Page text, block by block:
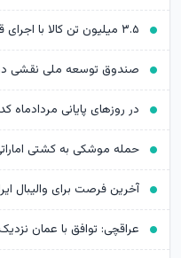
۳.۵ میلیون تن کالا با اجرای قاعده «تقدم قبض انبار» وارد کشور شد
صندوق توسعه ملی نقشی در
در روزهای پایانی
حمله موشکی به کشتی